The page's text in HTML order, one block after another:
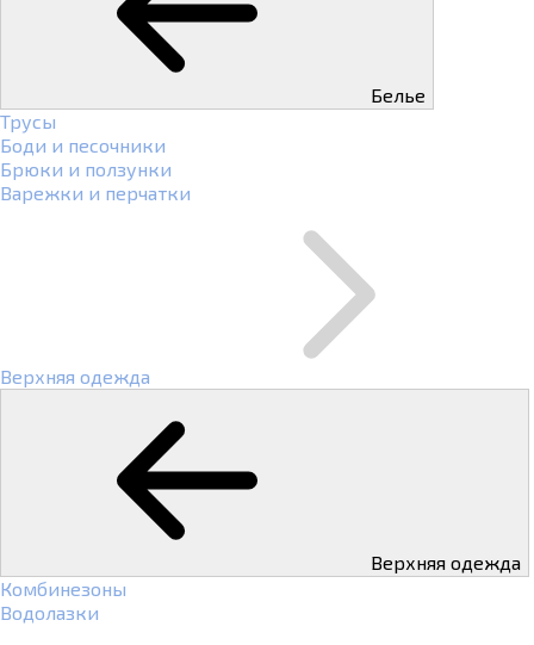
Белье
Трусы
Боди и песочники
Брюки и ползунки
Варежки и перчатки
Верхняя одежда
Верхняя одежда
Комбинезоны
Водолазки